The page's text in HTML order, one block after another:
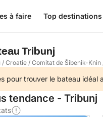
à faire Top destinations
Tribunj
/ Croatie / Comitat de Šibenik-Knin
pour trouver le bateau idéal
tendance - Tribunj